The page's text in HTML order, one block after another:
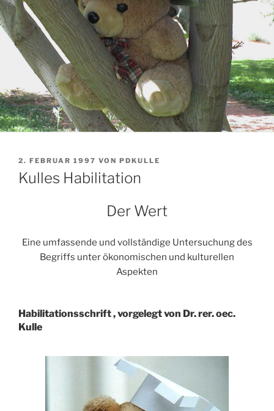
VERÖFFENTLICHT
AM
2. FEBRUAR 1997 VON PDKULLE
Kulles Habilitation
Der Wert
Eine umfassende und vollständige Untersuchung des
Begriffs unter ökonomischen und kulturellen
Aspekten
Habilitationsschrift , vorgelegt von Dr. rer. oec.
Kulle